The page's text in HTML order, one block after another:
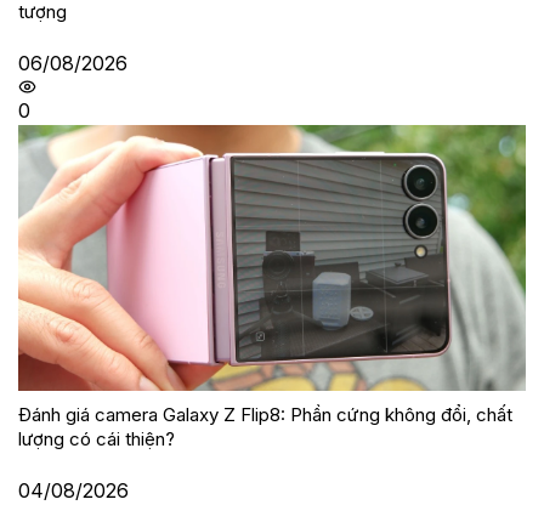
tượng
06/08/2026
0
Đánh giá camera Galaxy Z Flip8: Phần cứng không đổi, chất
lượng có cái thiện?
04/08/2026